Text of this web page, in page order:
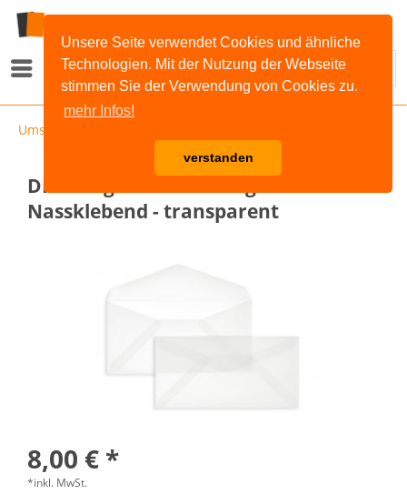
Unsere Seite verwendet Cookies und ähnliche
Technologien. Mit der Nutzung der Webseite
stimmen Sie der Verwendung von Cookies zu.
mehr Infos!
verstanden
Menü
Umschläge
DIN Lang Briefumschläge
Nassklebend - transparent
8,00 € *
*inkl. MwSt.